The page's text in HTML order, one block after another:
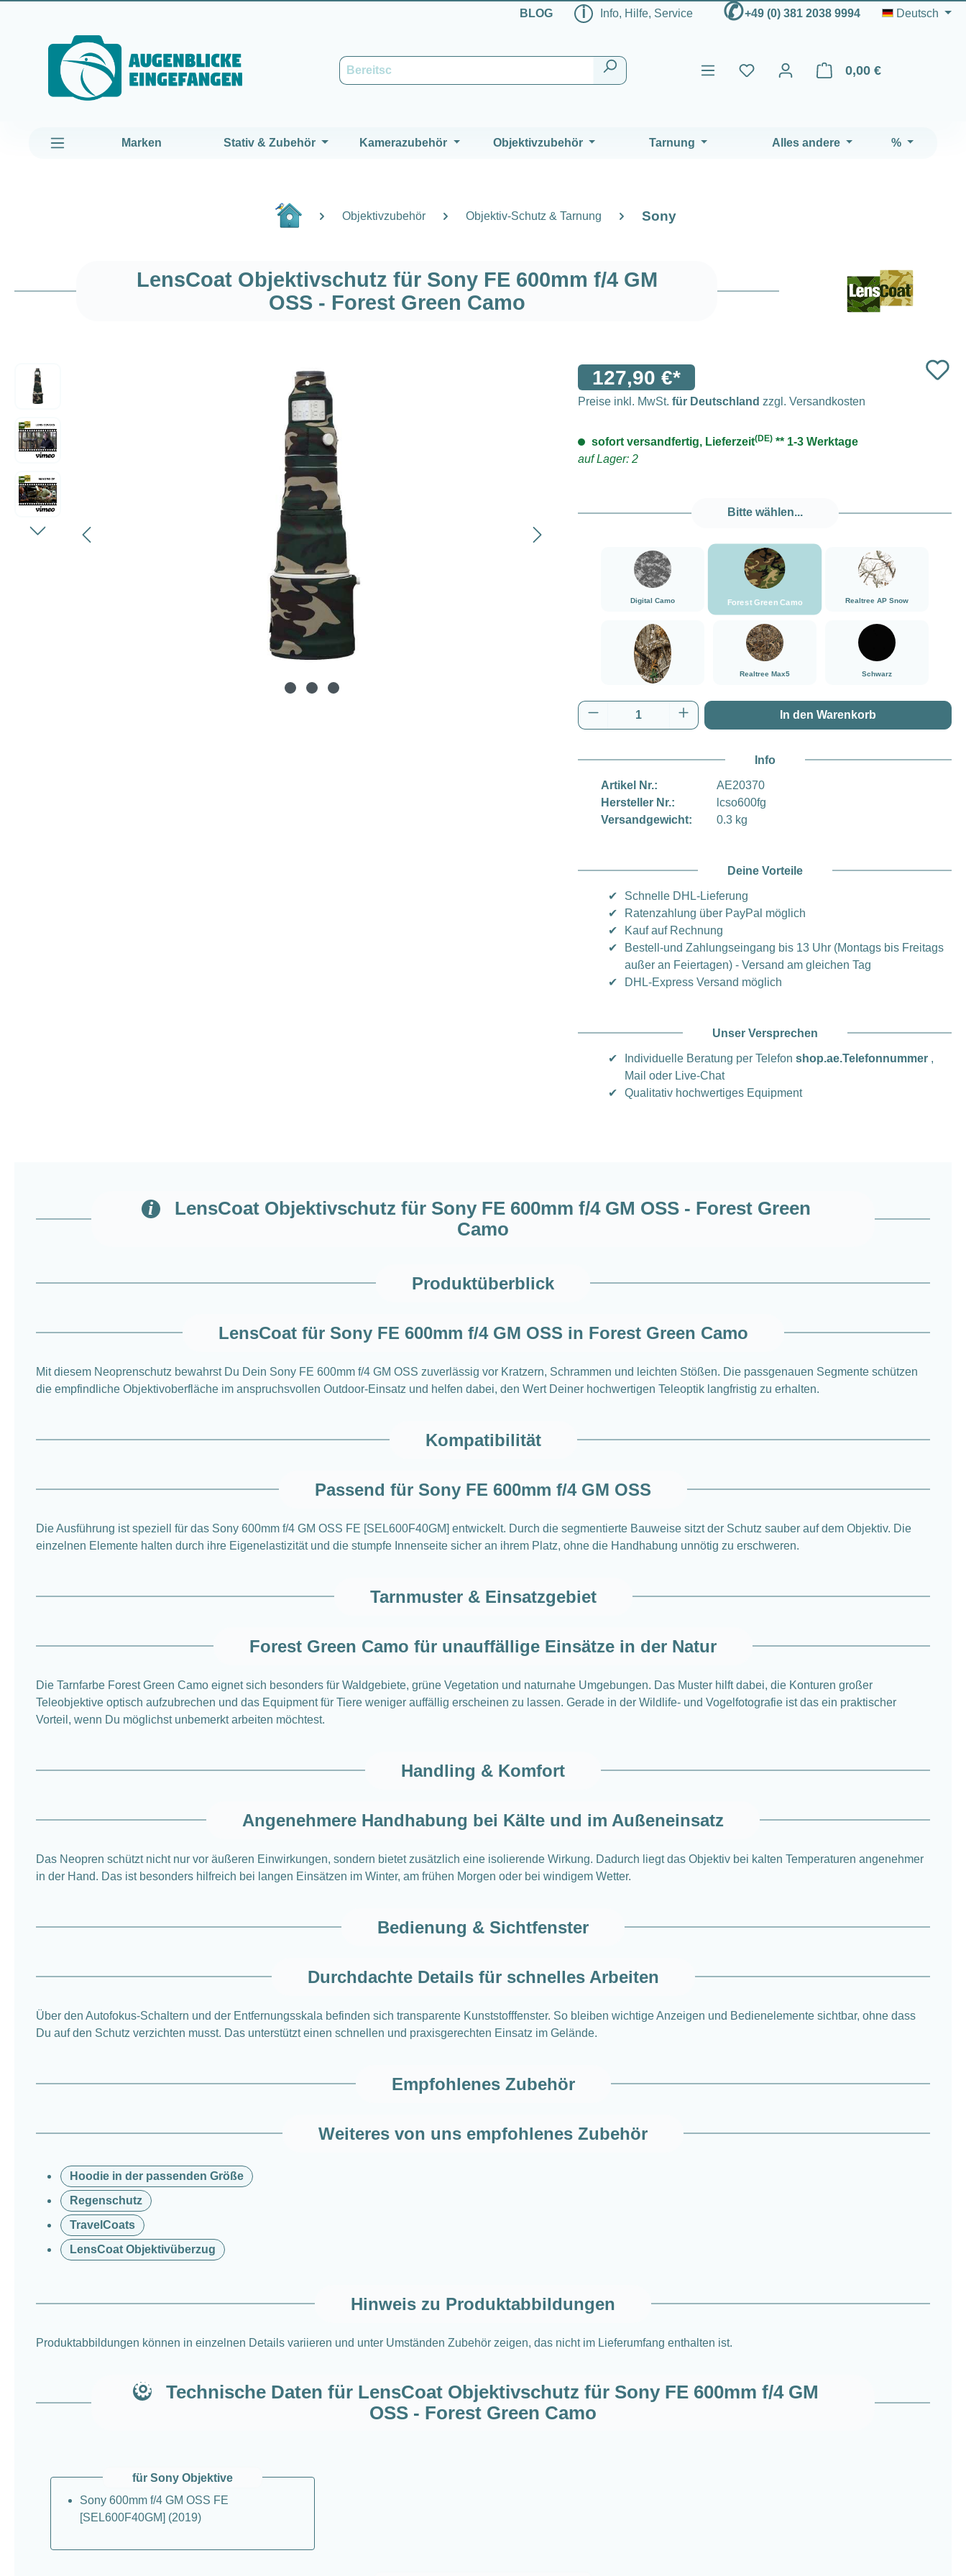
BLOG ℹ Info, Hilfe, Service ✆+49 (0) 381 2038 9994 Deutsch
0,00 €
Warenkorb enthält 0
Marken Stativ & Zubehör Kamerazubehör Objektivzubehör Tarnung Alles andere %
Objektivzubehör Objektiv-Schutz & Tarnung Sony
LensCoat Objektivschutz für Sony FE 600mm f/4 GM
OSS - Forest Green Camo
127,90 €*
Preise inkl. MwSt. für Deutschland zzgl. Versandkosten
sofort versandfertig, Lieferzeit(DE) ** 1-3 Werktage
auf Lager: 2
Bitte wählen...
Digital Camo
###Digital Camo###LensCoat
Forest Green Camo
###Forest Green Camo###LensCoat
Realtree AP Snow
###Realtree AP
###Realtree Edge###LensCoat
Realtree Max5
###Realtree Max5###LensCoat
Schwarz
###Schwarz###LensCoat
Produkt Anzahl: Gib den gewünschten Wert ein
In den Warenkorb
Info
Artikel Nr.:
AE20370
Hersteller Nr.:
lcso600fg
Versandgewicht:
0.3 kg
Deine Vorteile
✔
Schnelle DHL-Lieferung
✔
Ratenzahlung über PayPal möglich
✔
Kauf auf Rechnung
✔
Bestell-und Zahlungseingang bis 13 Uhr (Montags bis Freitags
außer an Feiertagen) - Versand am gleichen Tag
✔
DHL-Express Versand möglich
Unser Versprechen
✔ Individuelle Beratung per Telefon shop.ae.Telefonnummer ,
Mail oder Live-Chat
✔
Qualitativ hochwertiges Equipment
LensCoat Objektivschutz für Sony FE 600mm f/4 GM OSS - Forest Green
Camo
Produktüberblick
LensCoat für Sony FE 600mm f/4 GM OSS in Forest Green Camo
Mit diesem Neoprenschutz bewahrst Du Dein Sony FE 600mm f/4 GM OSS zuverlässig vor Kratzern, Schrammen und leichten Stößen. Die passgenauen Segmente schützen
die empfindliche Objektivoberfläche im anspruchsvollen Outdoor-Einsatz und helfen dabei, den Wert Deiner hochwertigen Teleoptik langfristig zu erhalten.
Kompatibilität
Passend für Sony FE 600mm f/4 GM OSS
Die Ausführung ist speziell für das Sony 600mm f/4 GM OSS FE [SEL600F40GM] entwickelt. Durch die segmentierte Bauweise sitzt der Schutz sauber auf dem Objektiv. Die
einzelnen Elemente halten durch ihre Eigenelastizität und die stumpfe Innenseite sicher an ihrem Platz, ohne die Handhabung unnötig zu erschweren.
Tarnmuster & Einsatzgebiet
Forest Green Camo für unauffällige Einsätze in der Natur
Die Tarnfarbe Forest Green Camo eignet sich besonders für Waldgebiete, grüne Vegetation und naturnahe Umgebungen. Das Muster hilft dabei, die Konturen großer
Teleobjektive optisch aufzubrechen und das Equipment für Tiere weniger auffällig erscheinen zu lassen. Gerade in der Wildlife- und Vogelfotografie ist das ein praktischer
Vorteil, wenn Du möglichst unbemerkt arbeiten möchtest.
Handling & Komfort
Angenehmere Handhabung bei Kälte und im Außeneinsatz
Das Neopren schützt nicht nur vor äußeren Einwirkungen, sondern bietet zusätzlich eine isolierende Wirkung. Dadurch liegt das Objektiv bei kalten Temperaturen angenehmer
in der Hand. Das ist besonders hilfreich bei langen Einsätzen im Winter, am frühen Morgen oder bei windigem Wetter.
Bedienung & Sichtfenster
Durchdachte Details für schnelles Arbeiten
Über den Autofokus-Schaltern und der Entfernungsskala befinden sich transparente Kunststofffenster. So bleiben wichtige Anzeigen und Bedienelemente sichtbar, ohne dass
Du auf den Schutz verzichten musst. Das unterstützt einen schnellen und praxisgerechten Einsatz im Gelände.
Empfohlenes Zubehör
Weiteres von uns empfohlenes Zubehör
Hoodie in der passenden Größe
Regenschutz
TravelCoats
LensCoat Objektivüberzug
Hinweis zu Produktabbildungen
Produktabbildungen können in einzelnen Details variieren und unter Umständen Zubehör zeigen, das nicht im Lieferumfang enthalten ist.
Technische Daten für LensCoat Objektivschutz für Sony FE 600mm f/4 GM
OSS - Forest Green Camo
für Sony Objektive
Sony 600mm f/4 GM OSS FE
[SEL600F40GM] (2019)